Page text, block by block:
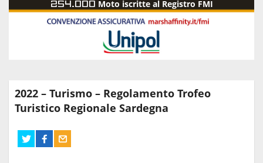
254.000 Moto iscritte al Registro FMI
2022 – Turismo – Regolamento Trofeo
Turistico Regionale Sardegna